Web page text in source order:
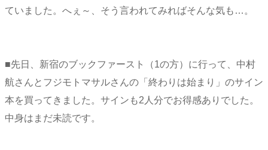
ていました。へぇ～、そう言われてみればそんな気も…。
■先日、新宿のブックファースト（1の方）に行って、中村
航さんとフジモトマサルさんの「終わりは始まり」のサイン
本を買ってきました。サインも2人分でお得感ありでした。
中身はまだ未読です。